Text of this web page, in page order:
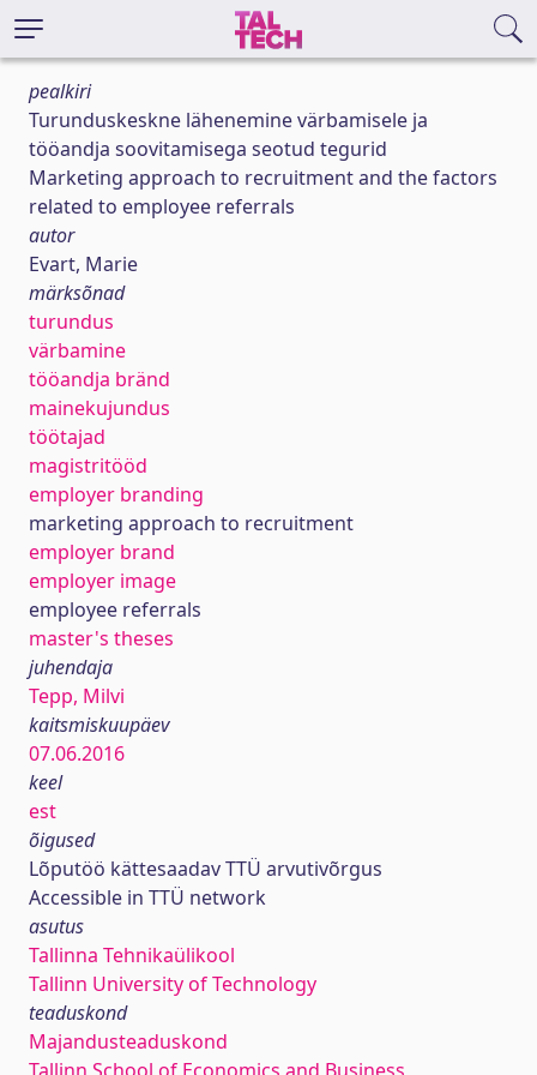
pealkiri
Turunduskeskne lähenemine värbamisele ja
tööandja soovitamisega seotud tegurid
Marketing approach to recruitment and the factors
related to employee referrals
autor
Evart, Marie
märksõnad
turundus
värbamine
tööandja bränd
mainekujundus
töötajad
magistritööd
employer branding
marketing approach to recruitment
employer brand
employer image
employee referrals
master's theses
juhendaja
Tepp, Milvi
kaitsmiskuupäev
07.06.2016
keel
est
õigused
Lõputöö kättesaadav TTÜ arvutivõrgus
Accessible in TTÜ network
asutus
Tallinna Tehnikaülikool
Tallinn University of Technology
teaduskond
Majandusteaduskond